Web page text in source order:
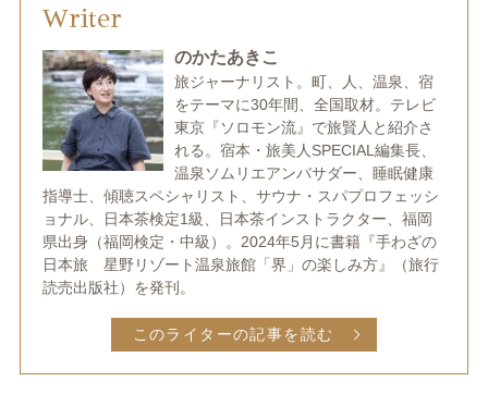
Writer
のかたあきこ
旅ジャーナリスト。町、人、温泉、宿
をテーマに30年間、全国取材。テレビ
東京『ソロモン流』で旅賢人と紹介さ
れる。宿本・旅美人SPECIAL編集長、
温泉ソムリエアンバサダー、睡眠健康
指導士、傾聴スペシャリスト、サウナ・スパプロフェッシ
ョナル、日本茶検定1級、日本茶インストラクター、福岡
県出身（福岡検定・中級）。2024年5月に書籍『手わざの
日本旅 星野リゾート温泉旅館「界」の楽しみ方』（旅行
読売出版社）を発刊。
このライターの記事を読む